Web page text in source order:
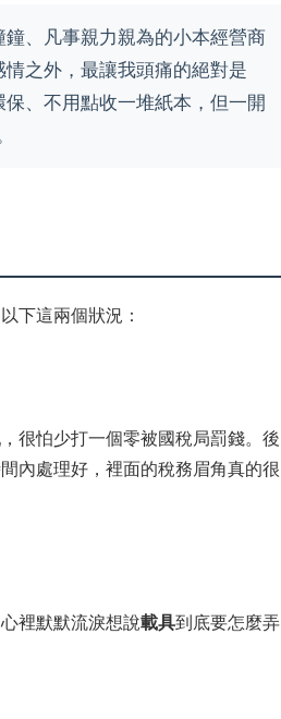
、凡事親力親為的小本經營商
之外，最讓我頭痛的絕對是
保、不用點收一堆紙本，但一開
下這兩個狀況：
很怕少打一個零被國稅局罰錢。後
內處理好，裡面的稅務眉角真的很
裡默默流淚想說載具到底要怎麼弄